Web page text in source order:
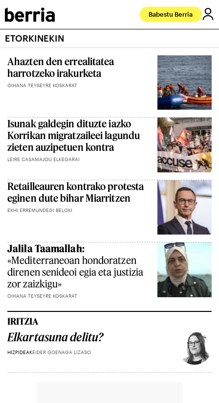
Babestu Berria
ETORKINEKIN
Ahazten den errealitatea
harrotzeko irakurketa
OIHANA TEYSEYRE KOSKARAT
Isunak galdegin dituzte iazko
Korrikan migratzaileei lagundu
zieten auzipetuen kontra
LEIRE CASAMAJOU ELKEGARAI
Retailleauren kontrako protesta
eginen dute bihar Miarritzen
EKHI ERREMUNDEGI BELOKI
Jalila Taamallah:
«Mediterraneoan hondoratzen
direnen senideoi egia eta justizia
zor zaizkigu»
OIHANA TEYSEYRE KOSKARAT
IRITZIA
Elkartasuna delitu?
HIZPIDEAKEIDER GOENAGA LIZASO